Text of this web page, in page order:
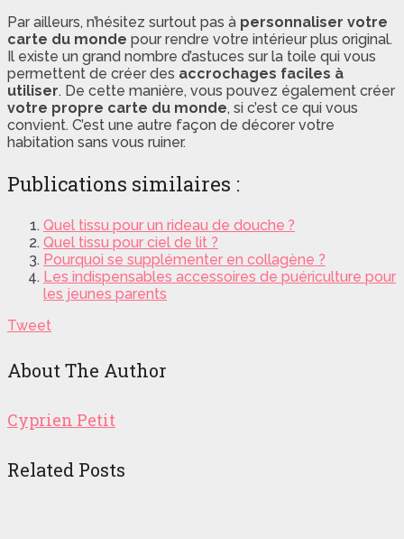
Par ailleurs, n’hésitez surtout pas à personnaliser votre
carte du monde pour rendre votre intérieur plus original.
Il existe un grand nombre d’astuces sur la toile qui vous
permettent de créer des accrochages faciles à
utiliser. De cette manière, vous pouvez également créer
votre propre carte du monde, si c’est ce qui vous
convient. C’est une autre façon de décorer votre
habitation sans vous ruiner.
Publications similaires :
Quel tissu pour un rideau de douche ?
Quel tissu pour ciel de lit ?
Pourquoi se supplémenter en collagène ?
Les indispensables accessoires de puériculture pour
les jeunes parents
Tweet
About The Author
Cyprien Petit
Related Posts